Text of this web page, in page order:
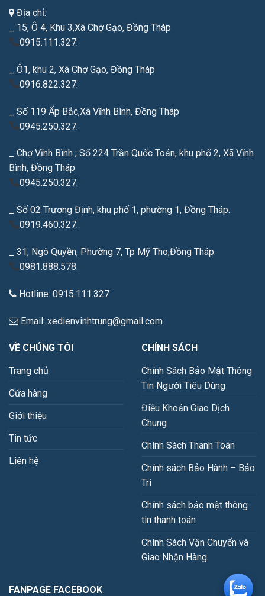
Địa chỉ:
_ 15, Ô 4, Khu 3,Xã Chợ Gạo, Đồng Tháp
0915.111.327.
_ Ô1, khu 2, Xã Chợ Gạo, Đồng Tháp
0916.822.327.
_ Số 119 Ấp Bắc,Xã Vĩnh Bình, Đồng Tháp
0945.250.327.
_ Chợ Vĩnh Bình ; Số 224 Trần Quốc Toản, khu phố 2, Xã Vĩnh
Bình, Đồng Tháp
0945.250.327.
_ Số 02 Trương Định, khu phố 1, phường 1, Đồng Tháp.
0919.460.327.
_ 31, Ngô Quyền, Phường 7, Tp Mỹ Tho,Đồng Tháp.
0981.888.578.
Hotline: 0915.111.327
Email: xedienvinhtrung@gmail.com
VỀ CHÚNG TÔI
Trang chủ
Cửa hàng
Giới thiệu
Tin tức
Liên hệ
CHÍNH SÁCH
Chính Sách Bảo Mật Thông
Tin Người Tiêu Dùng
Điều Khoản Giao Dịch
Chung
Chính Sách Thanh Toán
Chính sách Bảo Hành – Bảo
Trì
Chính sách bảo mật thông
tin thanh toán
Chính Sách Vận Chuyển và
Giao Nhận Hàng
FANPAGE FACEBOOK